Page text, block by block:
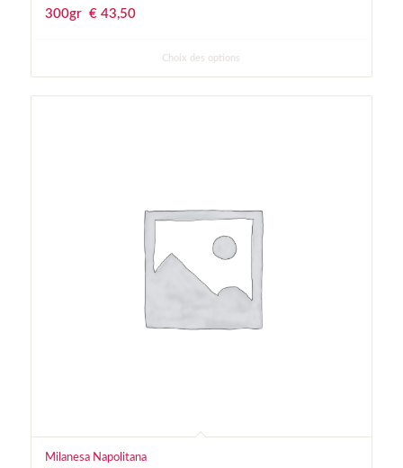
300gr € 43,50
Choix des options
Milanesa Napolitana